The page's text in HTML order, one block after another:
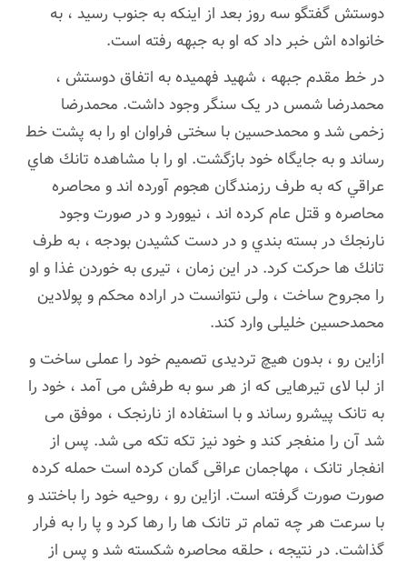
دوستش گفتگو سه روز بعد از اینکه به جنوب رسید ، به
خانواده اش خبر داد که او به جبهه رفته است.
در خط مقدم جبهه ، شهید فهمیده به اتفاق دوستش ،
محمدرضا شمس در یک سنگر وجود داشت. محمدرضا
زخمی شد و محمدحسین با سختی فراوان او را به پشت خط
رساند و به جایگاه خود بازگشت. او را با مشاهده تانك هاي
عراقي كه به طرف رزمندگان هجوم آورده اند و محاصره
محاصره و قتل عام كرده اند ، نيوورد و در صورت وجود
نارنجك در بسته بندي و در دست كشيدن بودجه ، به طرف
تانك ها حركت كرد. در این زمان ، تیری به خوردن غذا و او
را مجروح ساخت ، ولی نتوانست در اراده محکم و پولادین
محمدحسین خلیلی وارد کند.
ازاین رو ، بدون هیچ تردیدی تصمیم خود را عملی ساخت و
از لبا لای تیرهایی که از هر سو به طرفش می آمد ، خود را
به تانک پیشرو رساند و با استفاده از نارنجک ، موفق می
شد آن را منفجر کند و خود نیز تکه تکه می شد. پس از
انفجار تانک ، مهاجمان عراقی گمان کرده است حمله کرده
صورت صورت گرفته است. ازاین رو ، روحیه خود را باختند و
با سرعت هر چه تمام تر تانک ها را رها کرد و پا را به فرار
گذاشت. در نتیجه ، حلقه محاصره شکسته شد و پس از